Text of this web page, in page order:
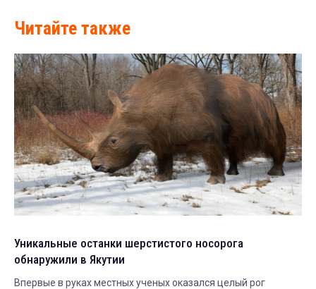
Читайте также
Уникальные останки шерстистого носорога
обнаружили в Якутии
Впервые в руках местных ученых оказался целый рог